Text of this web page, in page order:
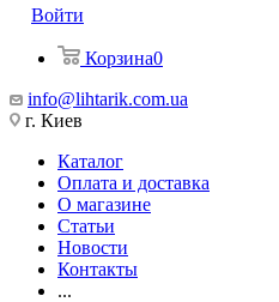
Войти
Корзина0
info@lihtarik.com.ua
г. Киев
Каталог
Оплата и доставка
О магазине
Статьи
Новости
Контакты
...